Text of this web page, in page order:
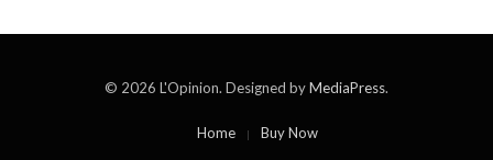
© 2026 L'Opinion. Designed byMediaPress.
Home Buy Now